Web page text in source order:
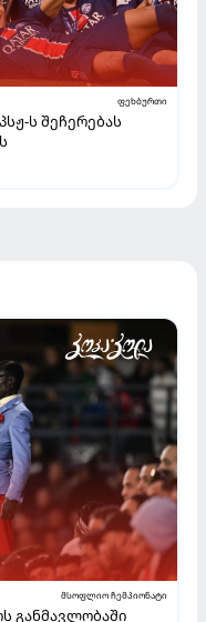
ფეხბურთი
ს შეჩერებას
მსოფლიო ჩემპიონატი
განმავლობაში